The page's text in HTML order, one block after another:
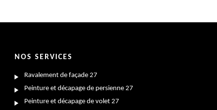
NOS SERVICES
Ravalement de façade 27
Peinture et décapage de persienne 27
Peinture et décapage de volet 27